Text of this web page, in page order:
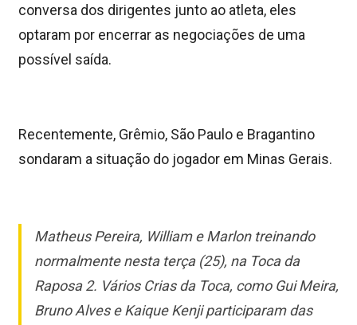
conversa dos dirigentes junto ao atleta, eles
optaram por encerrar as negociações de uma
possível saída.
Recentemente, Grêmio, São Paulo e Bragantino
sondaram a situação do jogador em Minas Gerais.
Matheus Pereira, William e Marlon treinando
normalmente nesta terça (25), na Toca da
Raposa 2. Vários Crias da Toca, como Gui Meira,
Bruno Alves e Kaique Kenji participaram das